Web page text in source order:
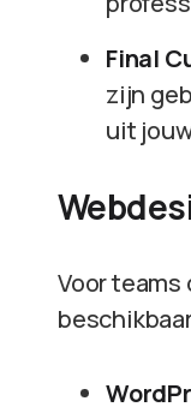
Final
zijn
uit
Voor